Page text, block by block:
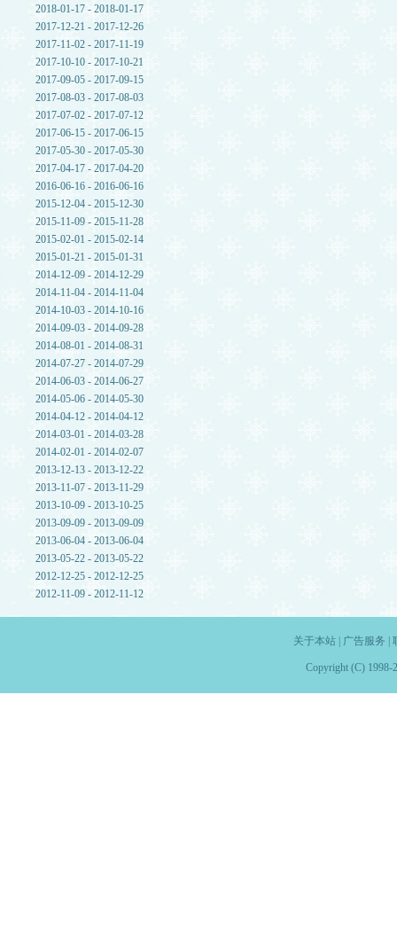
2018-01-17 - 2018-01-17
2017-12-21 - 2017-12-26
2017-11-02 - 2017-11-19
2017-10-10 - 2017-10-21
2017-09-05 - 2017-09-15
2017-08-03 - 2017-08-03
2017-07-02 - 2017-07-12
2017-06-15 - 2017-06-15
2017-05-30 - 2017-05-30
2017-04-17 - 2017-04-20
2016-06-16 - 2016-06-16
2015-12-04 - 2015-12-30
2015-11-09 - 2015-11-28
2015-02-01 - 2015-02-14
2015-01-21 - 2015-01-31
2014-12-09 - 2014-12-29
2014-11-04 - 2014-11-04
2014-10-03 - 2014-10-16
2014-09-03 - 2014-09-28
2014-08-01 - 2014-08-31
2014-07-27 - 2014-07-29
2014-06-03 - 2014-06-27
2014-05-06 - 2014-05-30
2014-04-12 - 2014-04-12
2014-03-01 - 2014-03-28
2014-02-01 - 2014-02-07
2013-12-13 - 2013-12-22
2013-11-07 - 2013-11-29
2013-10-09 - 2013-10-25
2013-09-09 - 2013-09-09
2013-06-04 - 2013-06-04
2013-05-22 - 2013-05-22
2012-12-25 - 2012-12-25
2012-11-09 - 2012-11-12
关于本站| 广告服务
Copyright (C) 1998-